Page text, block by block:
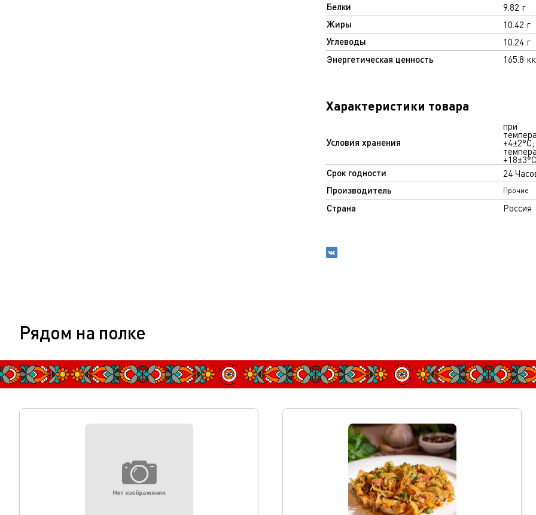
Белки 9.82 г
Жиры 10.42 г
Углеводы 10.24 г
Энергетическая ценность 165.8
Характеристики товара
Условия хранения
при
+18±3°С
Срок годности 24
Производитель Прочие
Страна Россия
Рядом на полке